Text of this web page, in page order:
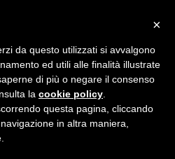
la mia vita e i
dell'anima dove amo
mattino nei
×
da questo utilizzati si avvalgono
ed utili alle finalità illustrate
di più o negare il consenso
la cookie policy
questa pagina, cliccando
in altra maniera,